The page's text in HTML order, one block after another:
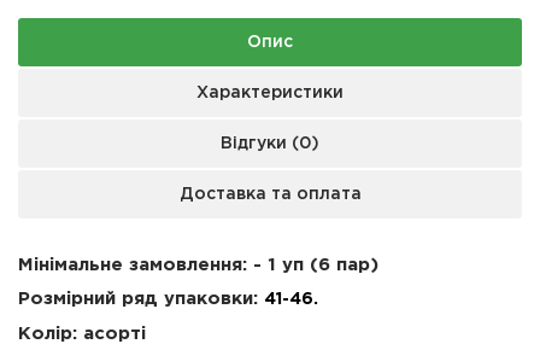
Опис
Характеристики
Відгуки (0)
Доставка та оплата
Мінімальне замовлення: - 1 уп (6 пар)
Розмірний ряд упаковки: 41-46.
Колір: асорті